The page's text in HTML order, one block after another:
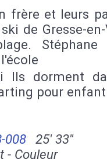
frère et leurs
de Gresse-
Ils dorment
pour enfant
008
25' 33''
Couleur